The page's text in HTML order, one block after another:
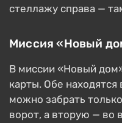
стеллажу справа —
Миссия «Новый
В миссии «Новый
карты. Обе
можно забрать
ворот, а вторую — во